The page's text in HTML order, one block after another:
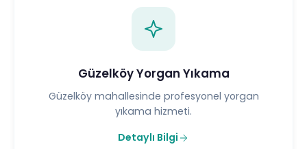
Güzelköy Yorgan Yıkama
Güzelköy mahallesinde profesyonel yorgan
yıkama hizmeti.
Detaylı Bilgi